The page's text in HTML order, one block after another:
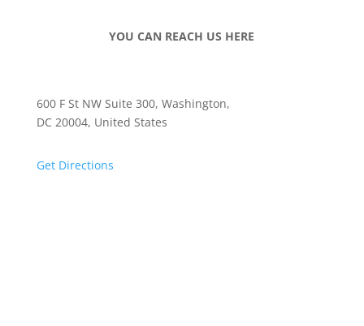
YOU CAN REACH US HERE
600 F St NW Suite 300, Washington,
DC 20004, United States
Get Directions